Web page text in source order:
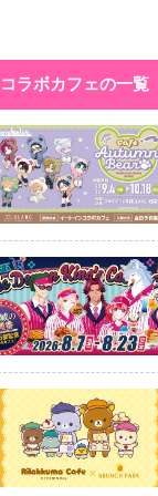
コラボカフェの一覧